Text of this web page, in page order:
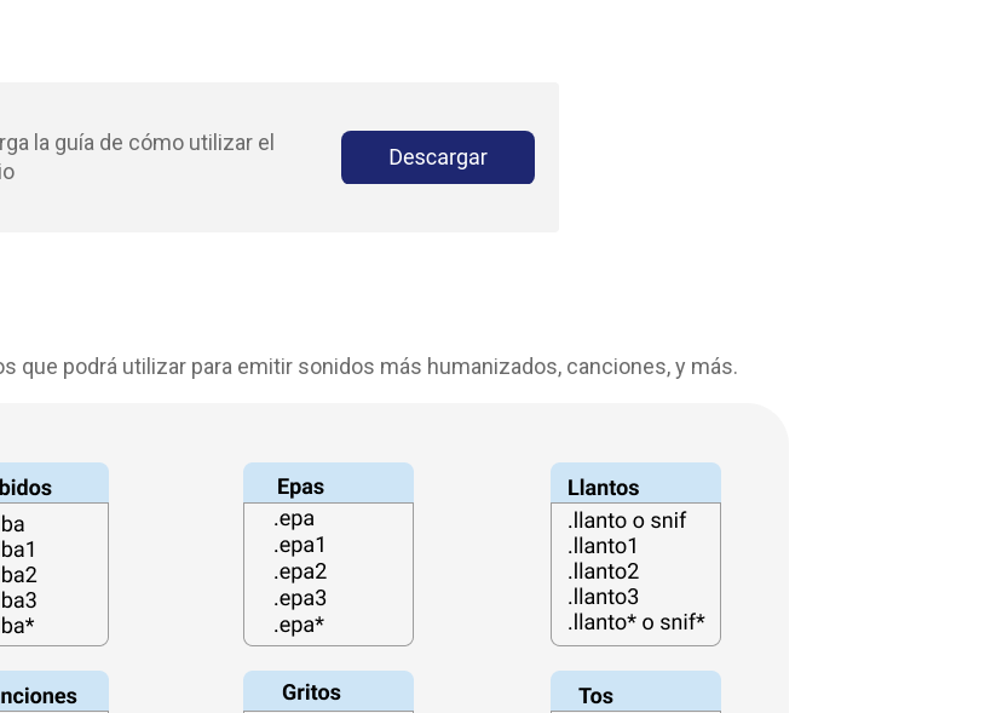
la guía de cómo utilizar el
que podrá utilizar para emitir sonidos más humanizados, canciones, y más.